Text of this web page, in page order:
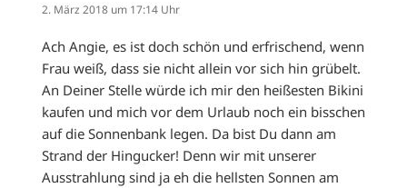
2. März 2018 um 17:14 Uhr
Ach Angie, es ist doch schön und erfrischend, wenn
Frau weiß, dass sie nicht allein vor sich hin grübelt.
An Deiner Stelle würde ich mir den heißesten Bikini
kaufen und mich vor dem Urlaub noch ein bisschen
auf die Sonnenbank legen. Da bist Du dann am
Strand der Hingucker! Denn wir mit unserer
Ausstrahlung sind ja eh die hellsten Sonnen am